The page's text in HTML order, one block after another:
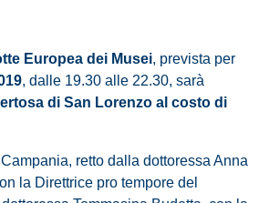
Europea dei Musei, prevista per
, dalle 19.30 alle 22.30, sarà
di San Lorenzo al costo di
retto dalla dottoressa Anna
la Direttrice pro tempore del